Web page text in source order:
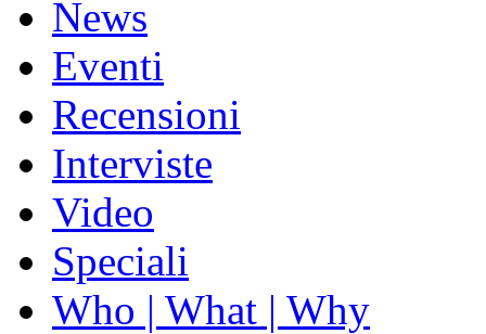
News
Eventi
Recensioni
Interviste
Video
Speciali
Who | What | Why